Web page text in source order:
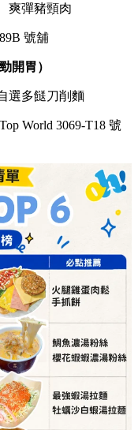
爽彈豬頸肉
號舖
開胃）
選多餸刀削麵
World 3069-T18 號